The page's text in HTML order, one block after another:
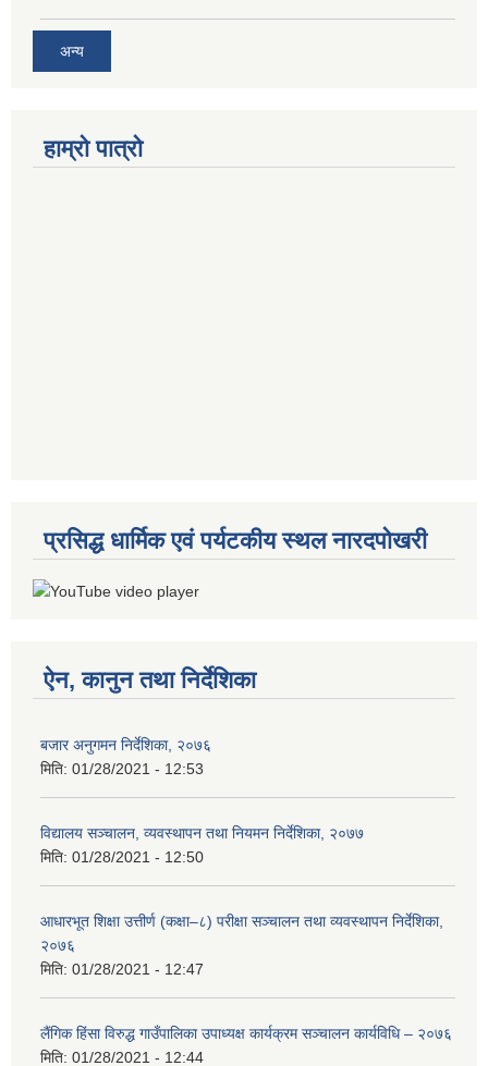
अन्य
हाम्रो पात्रो
प्रसिद्ध धार्मिक एवं पर्यटकीय स्थल नारदपोखरी
ऐन, कानुन तथा निर्देशिका
बजार अनुगमन निर्देशिका, २०७६
मिति: 01/28/2021 - 12:53
विद्यालय सञ्चालन, व्यवस्थापन तथा नियमन निर्देशिका, २०७७
मिति: 01/28/2021 - 12:50
आधारभूत शिक्षा उत्तीर्ण (कक्षा–८) परीक्षा सञ्चालन तथा व्यवस्थापन निर्देशिका,
२०७६
मिति: 01/28/2021 - 12:47
लैंगिक हिंसा विरुद्ध गाउँपालिका उपाध्यक्ष कार्यक्रम सञ्चालन कार्यविधि – २०७६
मिति: 01/28/2021 - 12:44